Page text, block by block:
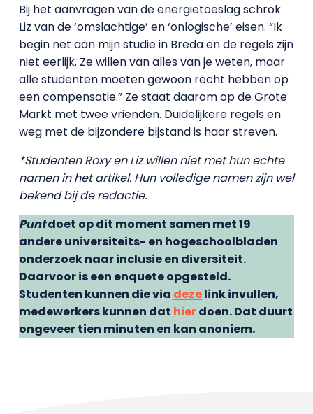
Bij het aanvragen van de energietoeslag schrok
Liz van de ‘omslachtige’ en ‘onlogische’ eisen. “Ik
begin net aan mijn studie in Breda en de regels zijn
niet eerlijk. Ze willen van alles van je weten, maar
alle studenten moeten gewoon recht hebben op
een compensatie.” Ze staat daarom op de Grote
Markt met twee vrienden. Duidelijkere regels en
weg met de bijzondere bijstand is haar streven.
*Studenten Roxy en Liz willen niet met hun echte
namen in het artikel. Hun volledige namen zijn wel
bekend bij de redactie.
Puntdoet op dit moment samen met 19
andere universiteits- en hogeschoolbladen
onderzoek naar inclusie en diversiteit.
Daarvoor is een enquete opgesteld.
Studenten kunnen die via dezelink invullen,
medewerkers kunnen dat hierdoen. Dat duurt
ongeveer tien minuten en kan anoniem.